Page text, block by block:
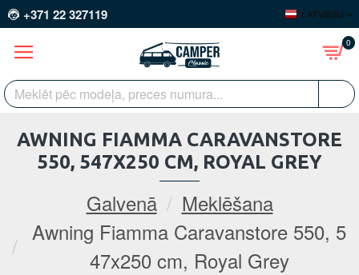
+371 22 327119 LATVIEŠU
0
Galvenā
Meklēšana
Awning Fiamma Caravanstore 550, 5
47x250 cm, Royal Grey
AWNING FIAMMA CARAVANSTORE
550, 547X250 CM, ROYAL GREY